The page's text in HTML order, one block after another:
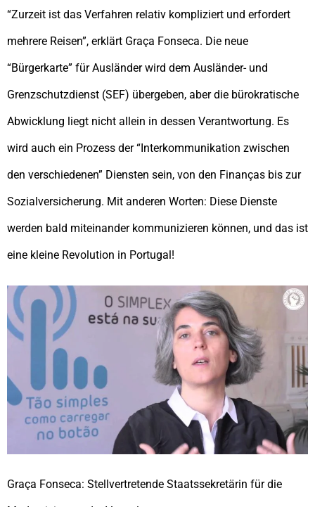
“Zurzeit ist das Verfahren relativ kompliziert und erfordert
mehrere Reisen”, erklärt Graça Fonseca. Die neue
“Bürgerkarte” für Ausländer wird dem Ausländer- und
Grenzschutzdienst (SEF) übergeben, aber die bürokratische
Abwicklung liegt nicht allein in dessen Verantwortung. Es
wird auch ein Prozess der “Interkommunikation zwischen
den verschiedenen” Diensten sein, von den Finanças bis zur
Sozialversicherung. Mit anderen Worten: Diese Dienste
werden bald miteinander kommunizieren können, und das ist
eine kleine Revolution in Portugal!
Graça Fonseca: Stellvertretende Staatssekretärin für die